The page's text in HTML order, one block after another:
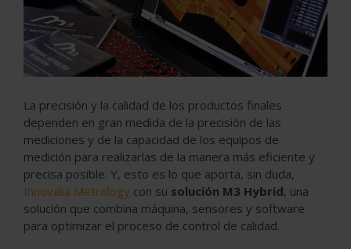
La precisión y la calidad de los productos finales
dependen en gran medida de la precisión de las
mediciones y de la capacidad de los equipos de
medición para realizarlas de la manera más eficiente y
precisa posible. Y, esto es lo que aporta, sin duda,
Innovalia Metrology con su solución M3 Hybrid, una
solución que combina máquina, sensores y software
para optimizar el proceso de control de calidad.